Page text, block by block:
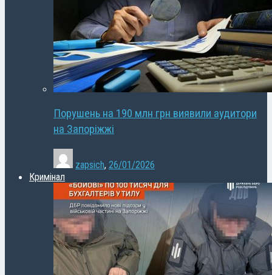
Порушень на 190 млн грн виявили аудитори
на Запоріжжі
zapsich, 26/01/2026
Кримінал